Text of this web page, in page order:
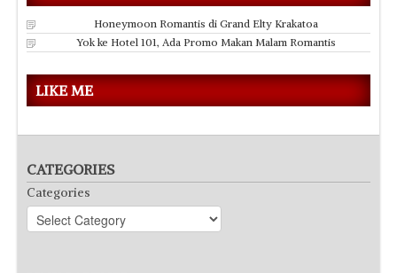
Honeymoon Romantis di Grand Elty Krakatoa
Yok ke Hotel 101, Ada Promo Makan Malam Romantis
LIKE ME
CATEGORIES
Categories